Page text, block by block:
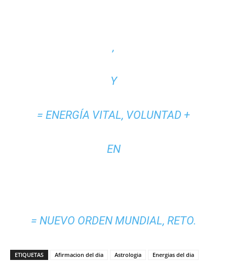
,
Y
= ENERGÍA VITAL, VOLUNTAD +
EN
= NUEVO ORDEN MUNDIAL, RETO.
ETIQUETAS Afirmacion del dia Astrologia Energias del dia